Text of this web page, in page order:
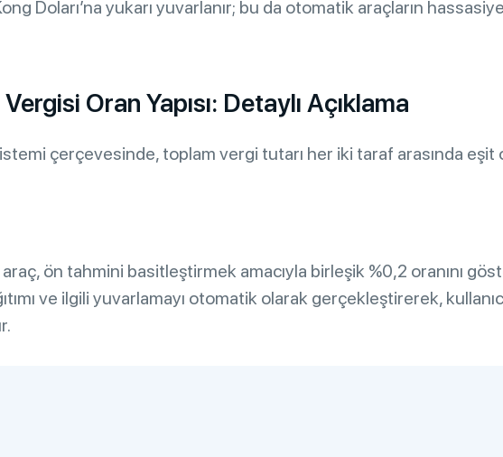
Doları’na yukarı yuvarlanır; bu da otomatik araçların
Oran Yapısı: Detaylı Açıklama
çerçevesinde, toplam vergi tutarı her iki taraf arasında eşit
ön tahmini basitleştirmek amacıyla birleşik %0,2 oranını
ve ilgili yuvarlamayı otomatik olarak gerçekleştirerek,